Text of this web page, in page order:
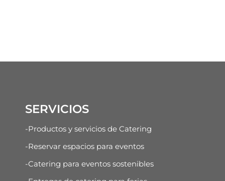
SERVICIOS
-Productos y servicios de Catering
-Reservar espacios para eventos
-Catering para eventos sostenibles